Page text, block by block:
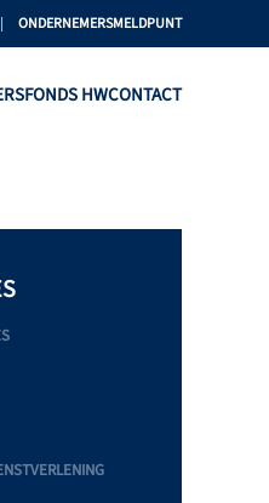
| ONDERNEMERSMELDPUNT
HWCONTACT